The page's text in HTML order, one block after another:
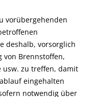
vorübergehenden
deshalb, vorsorglich
von Brennstoffen,
usw. zu treffen, damit
eingehalten
notwendig über